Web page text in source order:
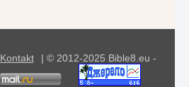
Kontakt | © 2012-2025 Bible8.eu -